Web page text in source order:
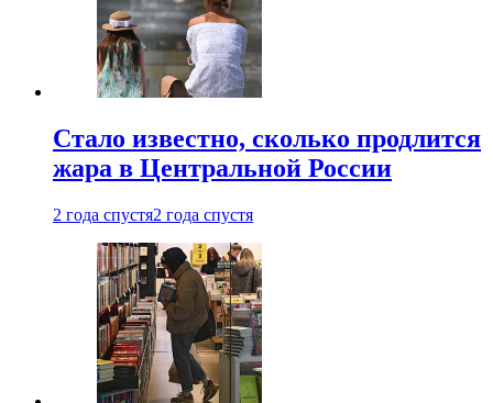
Стало известно, сколько продлится
жара в Центральной России
2 года спустя2 года спустя